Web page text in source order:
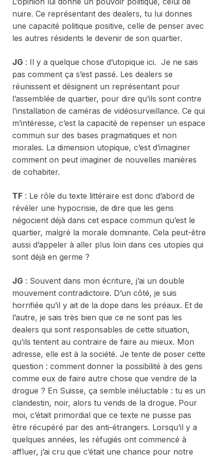
nuire. Ce représentant des dealers, tu lui donnes
une capacité politique positive, celle de penser avec
les autres résidents le devenir de son quartier.
JG : Il y a quelque chose d’utopique ici. Je ne sais
pas comment ça s’est passé. Les dealers se
réunissent et désignent un représentant pour
l’assemblée de quartier, pour dire qu’ils sont contre
l’installation de caméras de vidéosurveillance. Ce qui
m’intéresse, c’est la capacité de repenser un espace
commun sur des bases pragmatiques et non
morales. La dimension utopique, c’est d’imaginer
comment on peut imaginer de nouvelles manières
de cohabiter.
TF : Le rôle du texte littéraire est donc d’abord de
révéler une hypocrisie, de dire que les gens
négocient déjà dans cet espace commun qu’est le
quartier, malgré la morale dominante. Cela peut-être
aussi d’appeler à aller plus loin dans ces utopies qui
sont déjà en germe ?
JG : Souvent dans mon écriture, j’ai un double
mouvement contradictoire. D’un côté, je suis
horrifiée qu’il y ait de la dope dans les préaux. Et de
l’autre, je sais très bien que ce ne sont pas les
dealers qui sont responsables de cette situation,
qu’ils tentent au contraire de faire au mieux. Mon
adresse, elle est à la société. Je tente de poser cette
question : comment donner la possibilité à des gens
comme eux de faire autre chose que vendre de la
drogue ? En Suisse, ça semble inéluctable : tu es un
clandestin, noir, alors tu vends de la drogue. Pour
moi, c’était primordial que ce texte ne puisse pas
être récupéré par des anti-étrangers. Lorsqu’il y a
quelques années, les réfugiés ont commencé à
affluer, j’ai cru que c’était une chance pour notre